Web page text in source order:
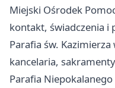
Miejski Ośrodek
kontakt, świadczenia i
Parafia św.
kancelaria, sakramenty
Parafia